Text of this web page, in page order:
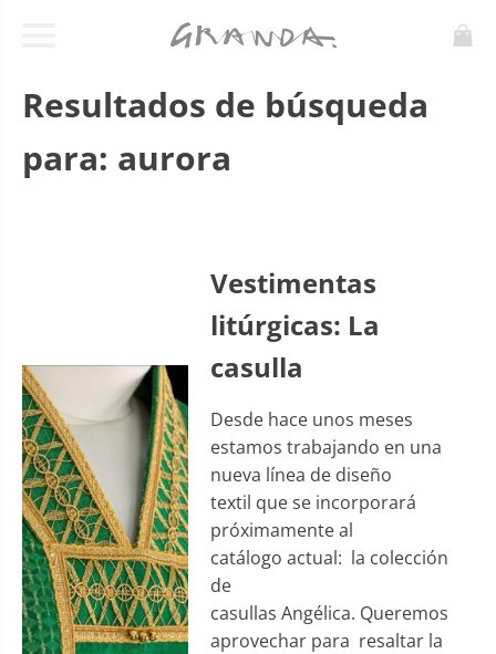
Resultados de búsqueda
para: aurora
Vestimentas
litúrgicas: La
casulla
Desde hace unos meses
estamos trabajando en una
nueva línea de diseño
textil que se incorporará
próximamente al
catálogo actual: la colección
de
casullas Angélica. Queremos
aprovechar para resaltar la